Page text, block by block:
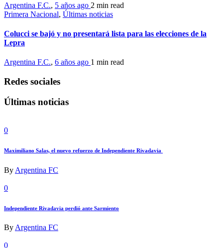
Argentina F.C., 5 años ago 2 min read
Primera Nacional, Últimas noticias
Colucci se bajó y no presentará lista para las elecciones de la
Lepra
Argentina F.C., 6 años ago 1 min read
Redes sociales
Últimas noticias
0
Maximiliano Salas, el nuevo refuerzo de Independiente Rivadavia
By Argentina FC
0
Independiente Rivadavia perdió ante Sarmiento
ByArgentina FC
0